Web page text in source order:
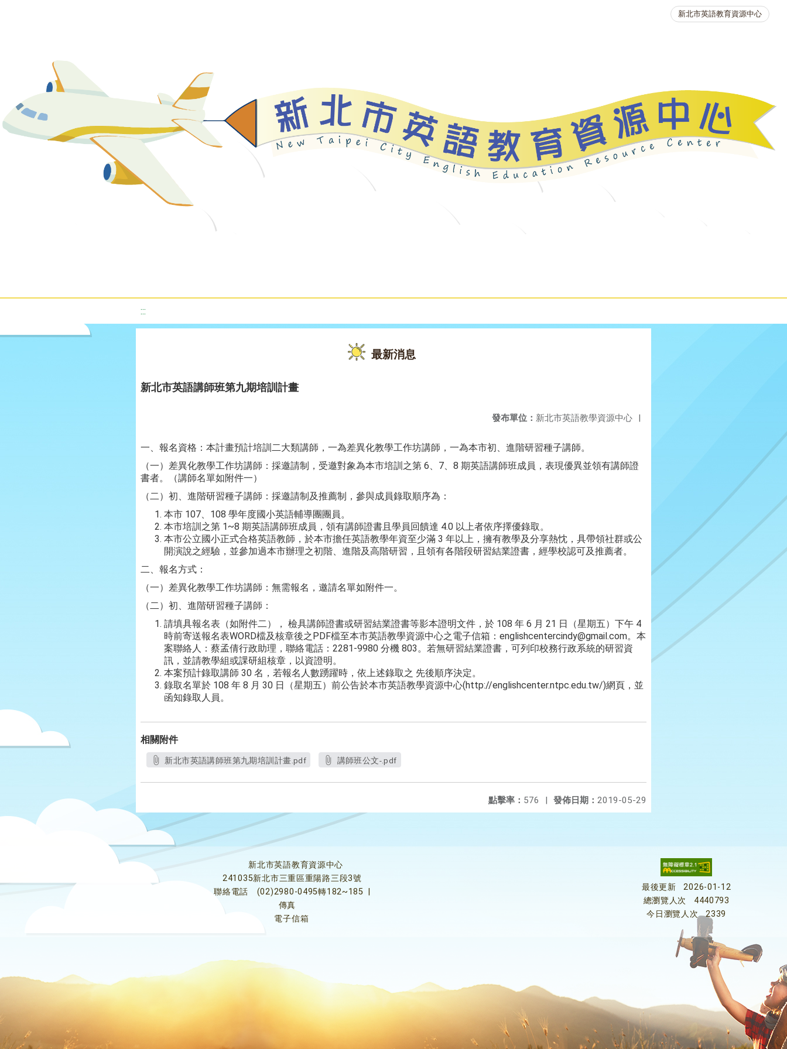
新北市英語教育資源中心
:::
最新消息
新北市英語講師班第九期培訓計畫
發布單位： 新北市英語教學資源中心 |
一、報名資格：本計畫預計培訓二大類講師，一為差異化教學工作坊講師，一為本市初、進階研習種子講師。
（一）差異化教學工作坊講師：採邀請制，受邀對象為本市培訓之第 6、7、8 期英語講師班成員，表現優異並領有講師證
書者。（講師名單如附件一）
（二）初、進階研習種子講師：採邀請制及推薦制，參與成員錄取順序為：
本市 107、108 學年度國小英語輔導團團員。
本市培訓之第 1~8 期英語講師班成員，領有講師證書且學員回饋達 4.0 以上者依序擇優錄取。
本市公立國小正式合格英語教師，於本市擔任英語教學年資至少滿 3 年以上，擁有教學及分享熱忱，具帶領社群或公
開演說之經驗，並參加過本市辦理之初階、進階及高階研習，且領有各階段研習結業證書，經學校認可及推薦者。
二、報名方式：
（一）差異化教學工作坊講師：無需報名，邀請名單如附件一。
（二）初、進階研習種子講師：
請填具報名表（如附件二）， 檢具講師證書或研習結業證書等影本證明文件，於 108 年 6 月 21 日（星期五）下午 4
時前寄送報名表WORD檔及核章後之PDF檔至本市英語教學資源中心之電子信箱：englishcentercindy@gmail.com。本
案聯絡人：蔡孟倩行政助理，聯絡電話：2281-9980 分機 803。若無研習結業證書，可列印校務行政系統的研習資
訊，並請教學組或課研組核章，以資證明。
本案預計錄取講師 30 名，若報名人數踴躍時，依上述錄取之 先後順序決定。
錄取名單於 108 年 8 月 30 日（星期五）前公告於本市英語教學資源中心(http://englishcenter.ntpc.edu.tw/)網頁，並
函知錄取人員。
相關附件
新北市英語講師班第九期培訓計畫.pdf 講師班公文-.pdf
發佈日期： 2019-05-29
點擊率： 576 |
新北市英語教育資源中心
241035新北市三重區重陽路三段3號
聯絡電話
(02)2980-0495轉182~185
傳真
電子信箱
最後更新
2026-01-12
總瀏覽人次
4440793
今日瀏覽人次
2339